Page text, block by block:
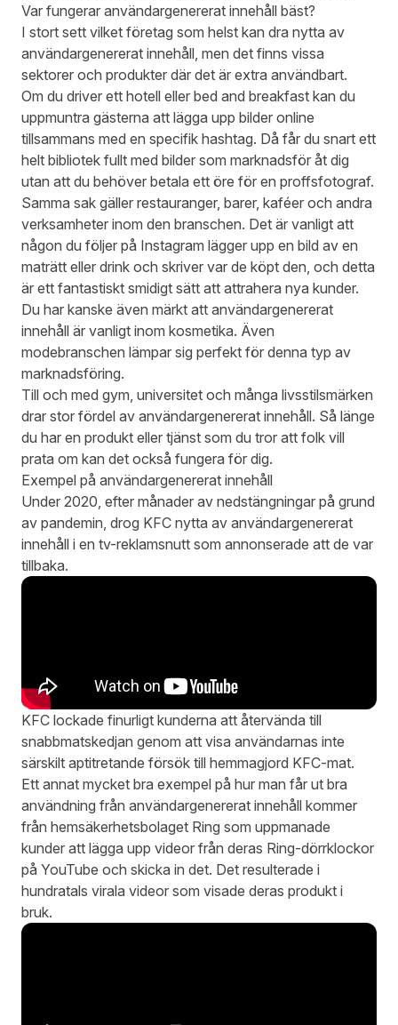
Var fungerar användargenererat innehåll bäst?
I stort sett vilket företag som helst kan dra nytta av
användargenererat innehåll, men det finns vissa
sektorer och produkter där det är extra användbart.
Om du driver ett hotell eller bed and breakfast kan du
uppmuntra gästerna att lägga upp bilder online
tillsammans med en specifik hashtag. Då får du snart ett
helt bibliotek fullt med bilder som marknadsför åt dig
utan att du behöver betala ett öre för en proffsfotograf.
Samma sak gäller restauranger, barer, kaféer och andra
verksamheter inom den branschen. Det är vanligt att
någon du följer på Instagram lägger upp en bild av en
maträtt eller drink och skriver var de köpt den, och detta
är ett fantastiskt smidigt sätt att attrahera nya kunder.
Du har kanske även märkt att användargenererat
innehåll är vanligt inom kosmetika. Även
modebranschen lämpar sig perfekt för denna typ av
marknadsföring.
Till och med gym, universitet och många livsstilsmärken
drar stor fördel av användargenererat innehåll. Så länge
du har en produkt eller tjänst som du tror att folk vill
prata om kan det också fungera för dig.
Exempel på användargenererat innehåll
Under 2020, efter månader av nedstängningar på grund
av pandemin, drog KFC nytta av användargenererat
innehåll i en tv-reklamsnutt som annonserade att de var
tillbaka.
KFC lockade finurligt kunderna att återvända till
snabbmatskedjan genom att visa användarnas inte
särskilt aptitretande försök till hemmagjord KFC-mat.
Ett annat mycket bra exempel på hur man får ut bra
användning från användargenererat innehåll kommer
från hemsäkerhetsbolaget Ring som uppmanade
kunder att lägga upp videor från deras Ring-dörrklockor
på YouTube och skicka in det. Det resulterade i
hundratals virala videor som visade deras produkt i
bruk.